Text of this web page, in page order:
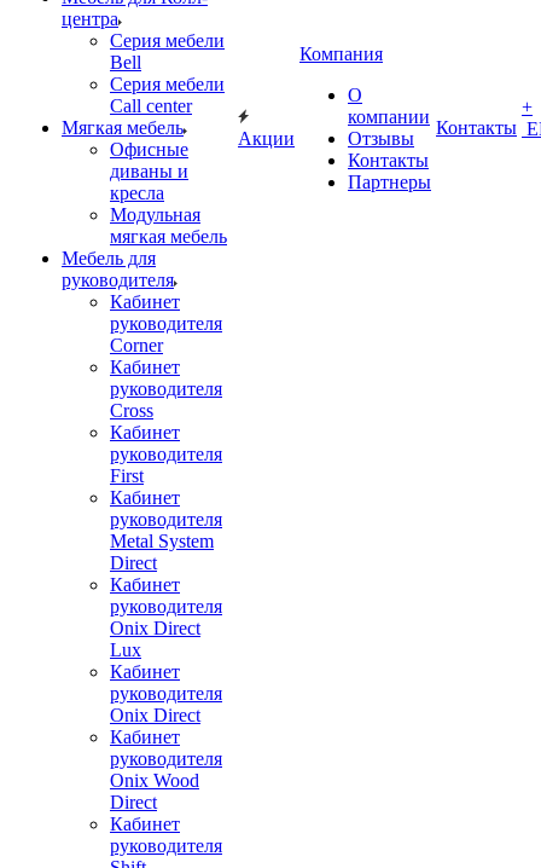
центра
Серия мебели
Bell
Серия мебели
Call center
Мягкая мебель
Офисные
диваны и
кресла
Модульная
мягкая мебель
Мебель для
руководителя
Кабинет
руководителя
Corner
Кабинет
руководителя
Cross
Кабинет
руководителя
First
Кабинет
руководителя
Metal System
Direct
Кабинет
руководителя
Onix Direct
Lux
Кабинет
руководителя
Onix Direct
Кабинет
руководителя
Onix Wood
Direct
Кабинет
руководителя
Акции
Компания
О
компании
Отзывы
Контакты
Партнеры
Контакты
+